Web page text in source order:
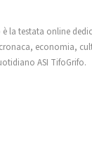
è la testata online
economia,
ASI TifoGrifo.